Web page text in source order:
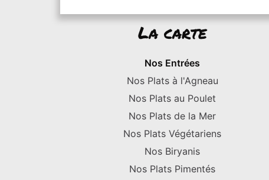
La carte
Nos Entrées
Nos Plats à l'Agneau
Nos Plats au Poulet
Nos Plats de la Mer
Nos Plats Végétariens
Nos Biryanis
Nos Plats Pimentés